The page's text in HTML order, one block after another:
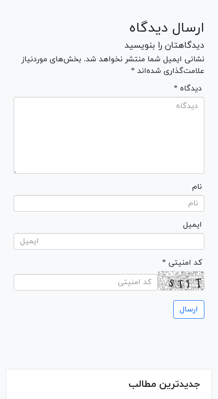
ارسال دیدگاه
دیدگاهتان را بنویسید
نشانی ایمیل شما منتشر نخواهد شد. بخش‌های موردنیاز
علامت‌گذاری شده‌اند *
* دیدگاه
نام
ایمیل
* کد امنیتی
جدیدترین مطالب